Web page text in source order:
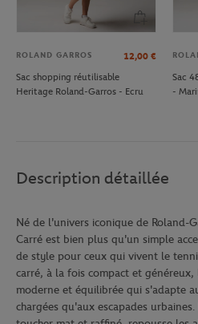
ROLAND GARROS 12,00 €
Sac shopping réutilisable
Heritage Roland-Garros - Ecru
Sac
-
Description détaillée
Né de l'univers iconique de Roland-
Carré est bien plus qu'un simple
de style pour ceux qui vivent le
carré, à la fois compact et
moderne et équilibrée qui s'adapte
chargées qu'aux escapades